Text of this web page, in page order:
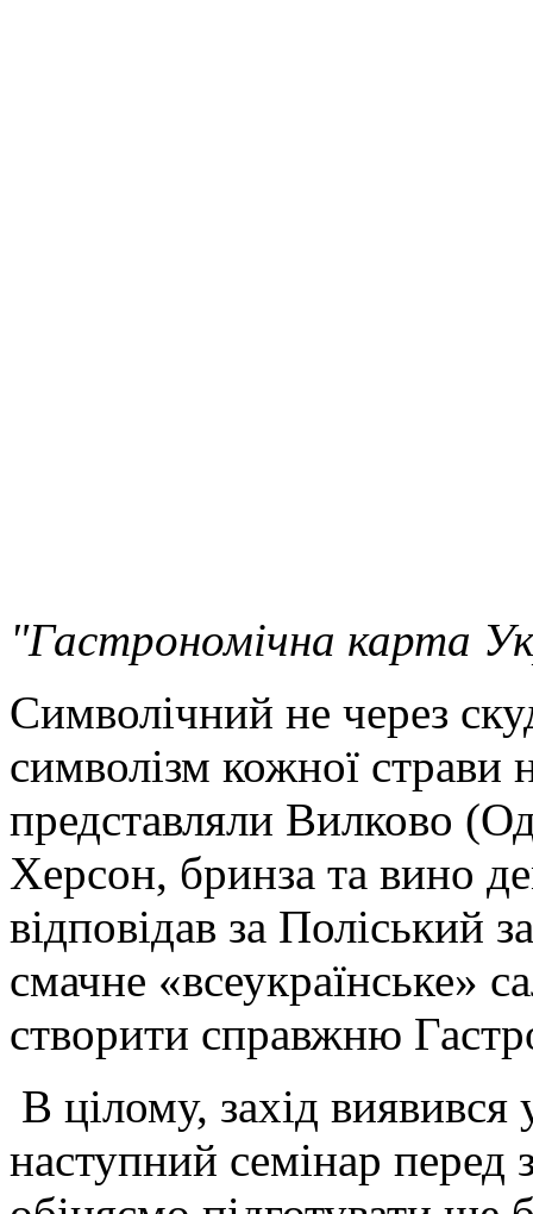
"Гастрономічна карта
Символічний не через
символізм кожної страви
представляли Вилково
Херсон, бринза та вино
відповідав за Поліський
смачне «всеукраїнське»
створити справжню
В цілому, захід
наступний семінар